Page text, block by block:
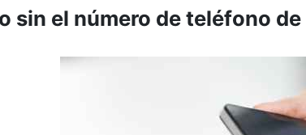
sin el número de teléfono de